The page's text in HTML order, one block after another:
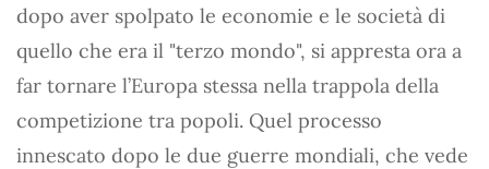
dopo aver spolpato le economie e le società di
quello che era il "terzo mondo", si appresta ora a
far tornare l’Europa stessa nella trappola della
competizione tra popoli. Quel processo
innescato dopo le due guerre mondiali, che vede